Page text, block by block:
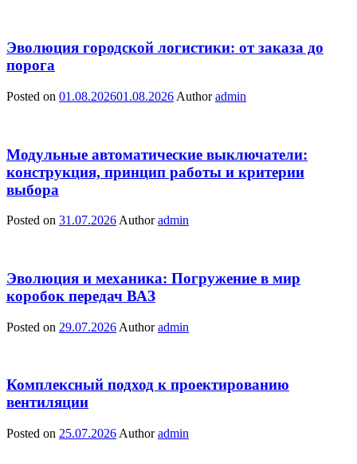
Эволюция городской логистики: от заказа до
порога
Posted on 01.08.202601.08.2026 Author admin
Модульные автоматические выключатели:
конструкция, принцип работы и критерии
выбора
Posted on 31.07.2026 Author admin
Эволюция и механика: Погружение в мир
коробок передач ВАЗ
Posted on 29.07.2026 Author admin
Комплексный подход к проектированию
вентиляции
Posted on 25.07.2026 Author admin